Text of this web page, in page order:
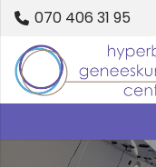
070 406 31 95